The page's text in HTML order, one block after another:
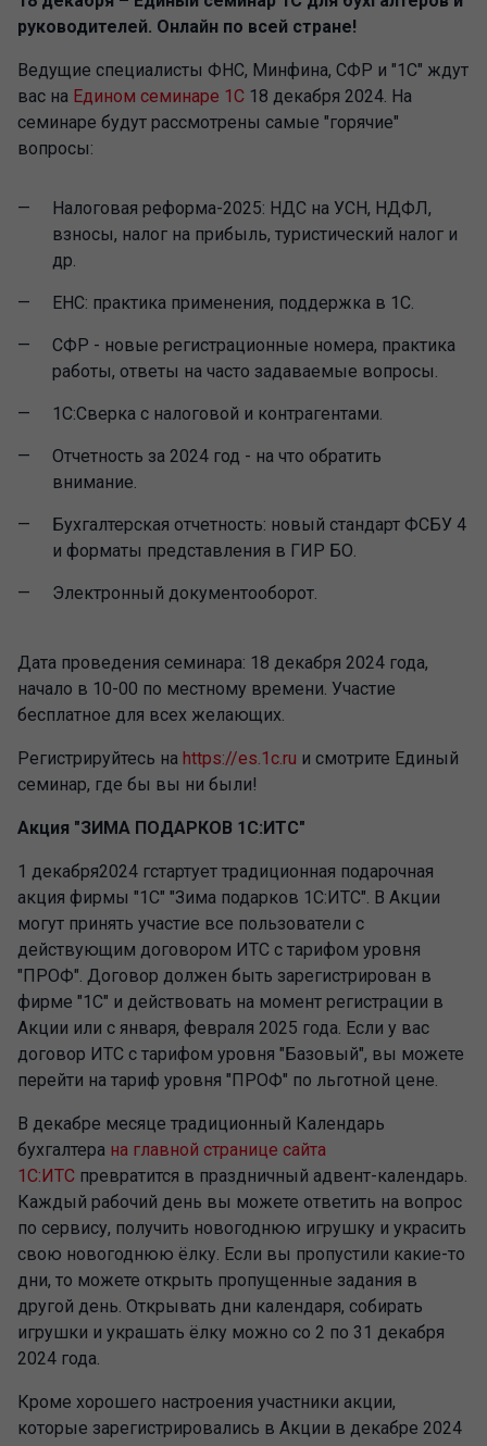
руководителей. Онлайн по всей стране!
Ведущие специалисты ФНС, Минфина, СФР и "1С" ждут
вас на Едином семинаре 1С 18 декабря 2024. На
семинаре будут рассмотрены самые "горячие"
вопросы:
Налоговая реформа-2025: НДС на УСН, НДФЛ,
взносы, налог на прибыль, туристический налог и
др.
ЕНС: практика применения, поддержка в 1С.
СФР - новые регистрационные номера, практика
работы, ответы на часто задаваемые вопросы.
1С:Сверка с налоговой и контрагентами.
Отчетность за 2024 год - на что обратить
внимание.
Бухгалтерская отчетность: новый стандарт ФСБУ 4
и форматы представления в ГИР БО.
Электронный документооборот.
Дата проведения семинара: 18 декабря 2024 года,
начало в 10-00 по местному времени. Участие
бесплатное для всех желающих.
Регистрируйтесь на https://es.1c.ru и смотрите Единый
семинар, где бы вы ни были!
Акция "ЗИМА ПОДАРКОВ 1С:ИТС"
1 декабря2024 гстартует традиционная подарочная
акция фирмы "1С" "Зима подарков 1С:ИТС". В Акции
могут принять участие все пользователи с
действующим договором ИТС с тарифом уровня
"ПРОФ". Договор должен быть зарегистрирован в
фирме "1С" и действовать на момент регистрации в
Акции или с января, февраля 2025 года. Если у вас
договор ИТС с тарифом уровня "Базовый", вы можете
перейти на тариф уровня "ПРОФ" по льготной цене.
В декабре месяце традиционный Календарь
бухгалтера на главной странице сайта
1С:ИТС превратится в праздничный адвент-календарь.
Каждый рабочий день вы можете ответить на вопрос
по сервису, получить новогоднюю игрушку и украсить
свою новогоднюю ёлку. Если вы пропустили какие-то
дни, то можете открыть пропущенные задания в
другой день. Открывать дни календаря, собирать
игрушки и украшать ёлку можно со 2 по 31 декабря
2024 года.
Кроме хорошего настроения участники акции,
которые зарегистрировались в Акции в декабре 2024